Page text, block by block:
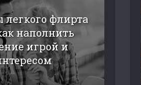
легкого флирта
наполнить
игрой и